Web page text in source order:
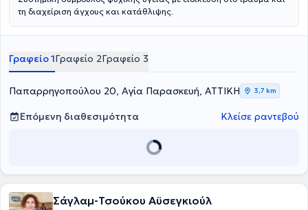
τη διαχείριση άγχους και κατάθλιψης.
Γραφείο 1Γραφείο 2Γραφείο 3
Παπαρρηγοπούλου 20, Αγία Παρασκευή, ΑΤΤΙΚΗ 3,7 km
Επόμενη διαθεσιμότητα Κλείσε ραντεβού
Σάγλαμ-Τσούκου Αϋσεγκιούλ